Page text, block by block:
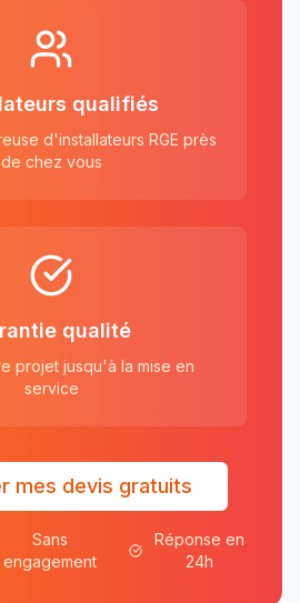
qualifiés
d'installateurs RGE près
de chez vous
qualité
projet jusqu'à la mise en
service
mes devis gratuits
Sans
engagement
Réponse en
24h